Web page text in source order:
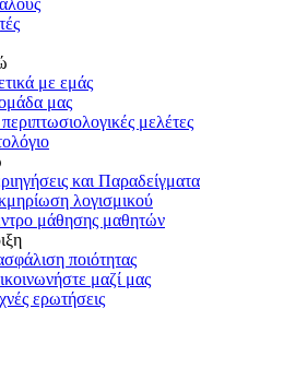
με εμάς
μας
μελέτες
και Παραδείγματα
λογισμικού
μάθησης μαθητών
ποιότητας
μαζί μας
ερωτήσεις